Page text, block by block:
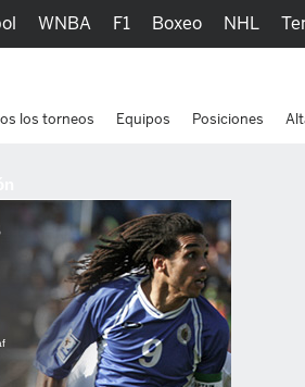
WNBA F1 Boxeo NHL
los torneos Equipos Posiciones